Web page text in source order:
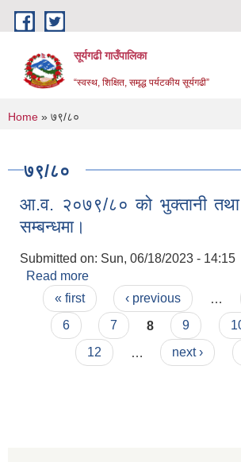
Skip to main content
सूर्यगढी गाउँपालिका
“स्वस्थ, शिक्षित, समृद्ध पर्यटकीय सूर्यगढी”
You are here
Home » ७९/८०
७९/८०
आ.व. २०७९/८० को भुक्तानी तथा
सम्बन्धमा।
Submitted on: Sun, 06/18/2023 - 14:15
Read more
सम्बन्धमा।
Pages
« first ‹ previous
6
7 8 9
12
next ›